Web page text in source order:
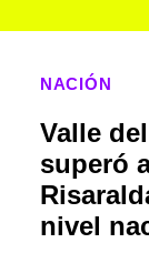
NACIÓN
Valle
superó
nivel